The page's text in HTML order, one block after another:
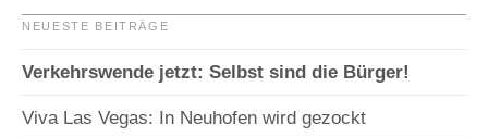
NEUESTE BEITRÄGE
Verkehrswende jetzt: Selbst sind die Bürger!
Viva Las Vegas: In Neuhofen wird gezockt